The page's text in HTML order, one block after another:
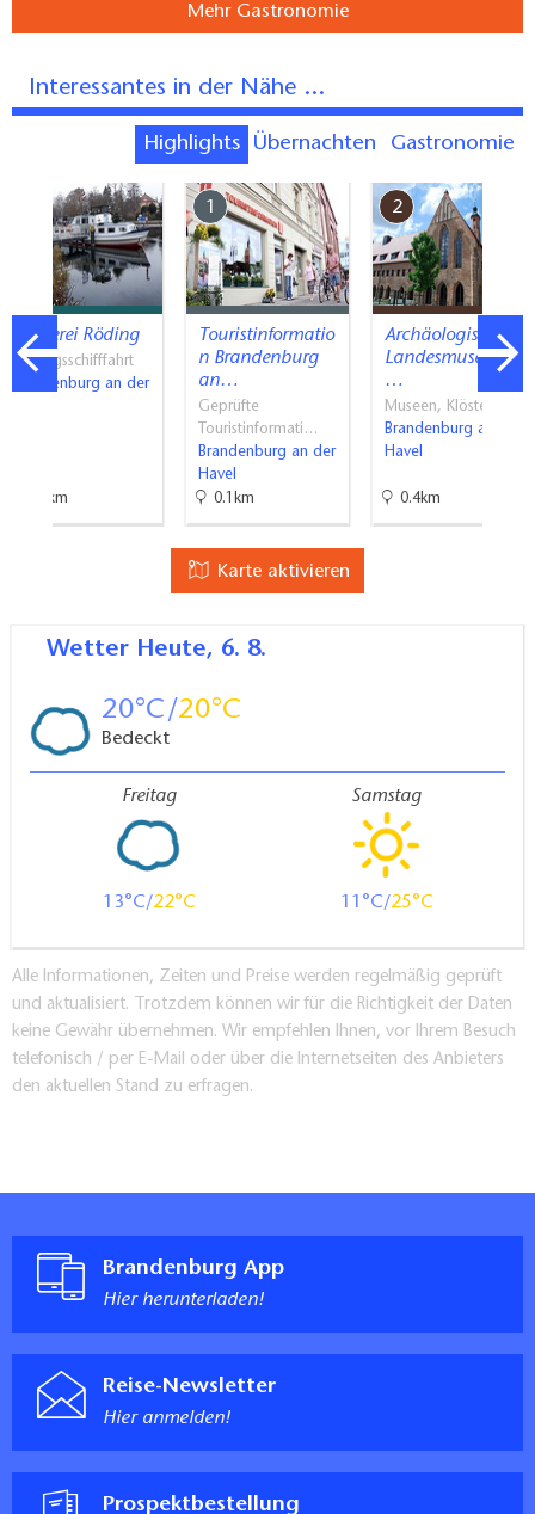
Mehr Gastronomie
Interessantes in der Nähe ...
Highlights Übernachten Gastronomie
Reederei Röding
Ausflugsschifffahrt
Brandenburg an der
0.9km
1
Touristinformatio
n Brandenburg
an…
Geprüfte
Touristinformati…
Brandenburg an der
Havel
0.1km
2
Archäologisches
Landesmuseum
…
Museen, Klöster
Brandenburg an der
Havel
0.4km
Karte aktivieren
Wetter Heute, 6. 8.
20 20
Bedeckt
Freitag
13 22
Samstag
11 25
Alle Informationen, Zeiten und Preise werden regelmäßig geprüft
und aktualisiert. Trotzdem können wir für die Richtigkeit der Daten
keine Gewähr übernehmen. Wir empfehlen Ihnen, vor Ihrem Besuch
telefonisch / per E-Mail oder über die Internetseiten des Anbieters
den aktuellen Stand zu erfragen.
Brandenburg App
Hier herunterladen!
Reise-Newsletter
Hier anmelden!
Prospektbestellung